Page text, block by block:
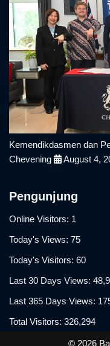
Kemendikdasmen dan
Chevening
August 4,
Pengunjung
Online Visitors: 1
Today's Views: 75
Today's Visitors: 60
Last 30 Days Views:
Last 365 Days Views:
Total Visitors: 326,294
© 2026